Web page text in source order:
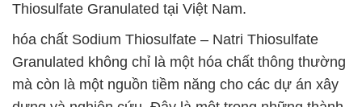
Thiosulfate Granulated tại Việt Nam.
hóa chất Sodium Thiosulfate – Natri Thiosulfate
Granulated không chỉ là một hóa chất thông thường
mà còn là một nguồn tiềm năng cho các dự án xây